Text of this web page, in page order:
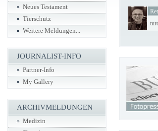
Neues Testament
Tierschutz
Weitere Meldungen...
JOURNALIST-INFO
Partner-Info
My Gallery
ARCHIVMELDUNGEN
Medizin